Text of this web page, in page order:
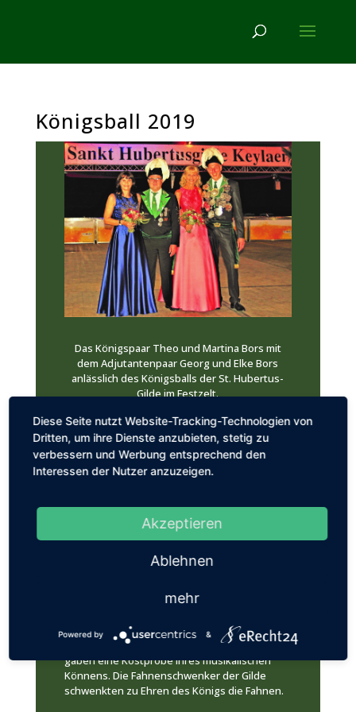
Königsball 2019
Das Königspaar Theo und Martina Bors mit
dem Adjutantenpaar Georg und Elke Bors
anlässlich des Königsballs der St. Hubertus-
Gilde im Festzelt.
Das große Festwochenende der
Hubertuskirmes wird traditionsgemäß mit dem
Königsball eröffnet.
Am 1. November waren rund 450 Gäste aus
dem Bezirk Kevelaer, aus Straelen und aus
unseres Königs gefolgt.
Der Abend begann mit einem Empfang des
Königs im Hubertushaus. Hier hatte jeder
Gelegenheit, dem Königs- und dem
Adjutantenpaar zu gratulieren. Anschließend
Vereine in einem feierlichen Festzug in das
Spielmannszug der Freiwilligen Feuerwehr
Kevelaer, auch die Gäste aus Blitterswijk
gaben eine Kostprobe Ihres musikalischen
Könnens. Die Fahnenschwenker der Gilde
schwenkten zu Ehren des Königs die Fahnen.
Diese Seite nutzt Website-Tracking-Technologien von
Dritten, um ihre Dienste anzubieten, stetig zu
verbessern und Werbung entsprechend den
Interessen der Nutzer anzuzeigen.
Akzeptieren
Ablehnen
mehr
Powered by &